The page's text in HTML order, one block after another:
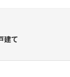
建て